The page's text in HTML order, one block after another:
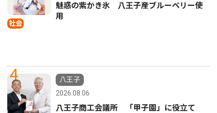
社会
魅惑の紫かき氷 八王子産ブルーベリー使
用
4
八王子
2026.08.06
八王子商工会議所 「甲子園」に役立て